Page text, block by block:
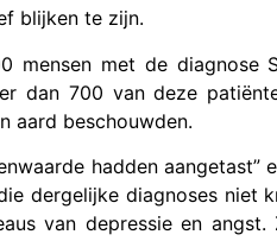
blijken te zijn.
mensen met de diagnose
dan 700 van deze
aard beschouwden.
hadden aangetast”
dergelijke diagnoses niet
van depressie en